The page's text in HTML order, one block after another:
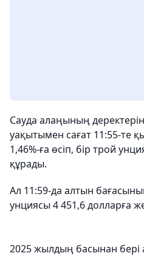
Сауда алаңының
уақытымен сағат 11:55-те
1,46%-ға өсіп, бір трой
құрады.
Ал 11:59-да алтын
унциясы 4 451,6 долларға
2025 жылдың басынан бері